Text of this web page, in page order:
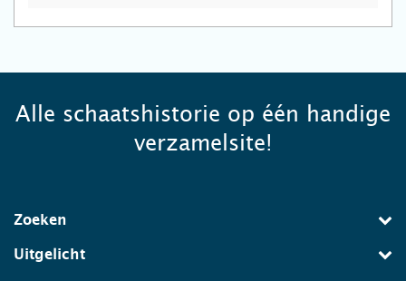
Alle schaatshistorie op één handige
verzamelsite!
Zoeken
Uitgelicht